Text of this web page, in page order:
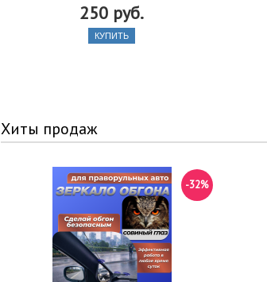
250 руб.
КУПИТЬ
Хиты продаж
-32%